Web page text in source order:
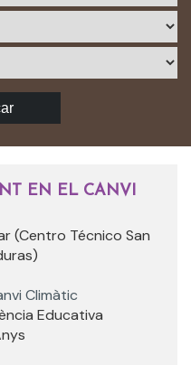
EN EL CANVI
(Centro Técnico San
Climàtic
Educativa